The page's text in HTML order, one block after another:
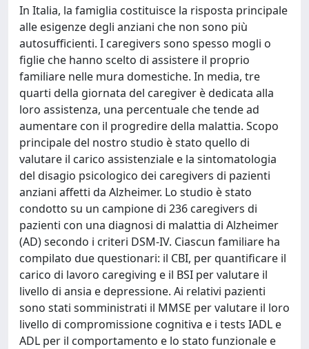
In Italia, la famiglia costituisce la risposta principale
alle esigenze degli anziani che non sono più
autosufficienti. I caregivers sono spesso mogli o
figlie che hanno scelto di assistere il proprio
familiare nelle mura domestiche. In media, tre
quarti della giornata del caregiver è dedicata alla
loro assistenza, una percentuale che tende ad
aumentare con il progredire della malattia. Scopo
principale del nostro studio è stato quello di
valutare il carico assistenziale e la sintomatologia
del disagio psicologico dei caregivers di pazienti
anziani affetti da Alzheimer. Lo studio è stato
condotto su un campione di 236 caregivers di
pazienti con una diagnosi di malattia di Alzheimer
(AD) secondo i criteri DSM-IV. Ciascun familiare ha
compilato due questionari: il CBI, per quantificare il
carico di lavoro caregiving e il BSI per valutare il
livello di ansia e depressione. Ai relativi pazienti
sono stati somministrati il MMSE per valutare il loro
livello di compromissione cognitiva e i tests IADL e
ADL per il comportamento e lo stato funzionale e